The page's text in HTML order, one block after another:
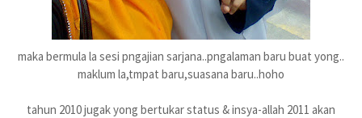
maka bermula la sesi pngajian sarjana..pngalaman baru buat yong..
maklum la,tmpat baru,suasana baru..hoho
tahun 2010 jugak yong bertukar status & insya-allah 2011 akan